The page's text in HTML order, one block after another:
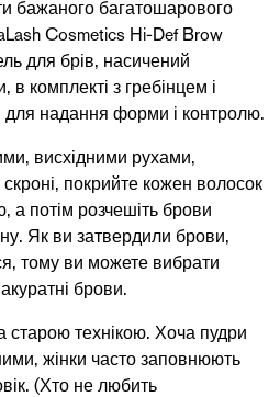
бажаного багатошарового
Cosmetics Hi-Def Brow
для брів, насичений
в комплекті з гребінцем і
для надання форми і контролю.
висхідними рухами,
покрийте кожен волосок
а потім розчешіть брови
Як ви затвердили брови,
тому ви можете вибрати
брови.
старою технікою. Хоча пудри
жінки часто заповнюють
(Хто не любить